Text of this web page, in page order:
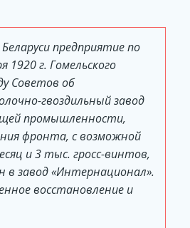
предприятие по
1920 г. Гомельского
Советов об
гвоздильный завод
промышленности,
фронта, с возможной
и 3 тыс. гросс-винтов,
в завод «Интернационал».
восстановление и